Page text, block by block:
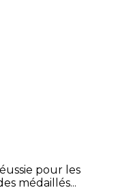
pour les
médaillés...